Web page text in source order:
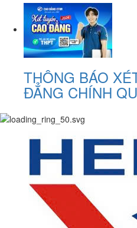
THÔNG BÁO
ĐẲNG CHÍNH